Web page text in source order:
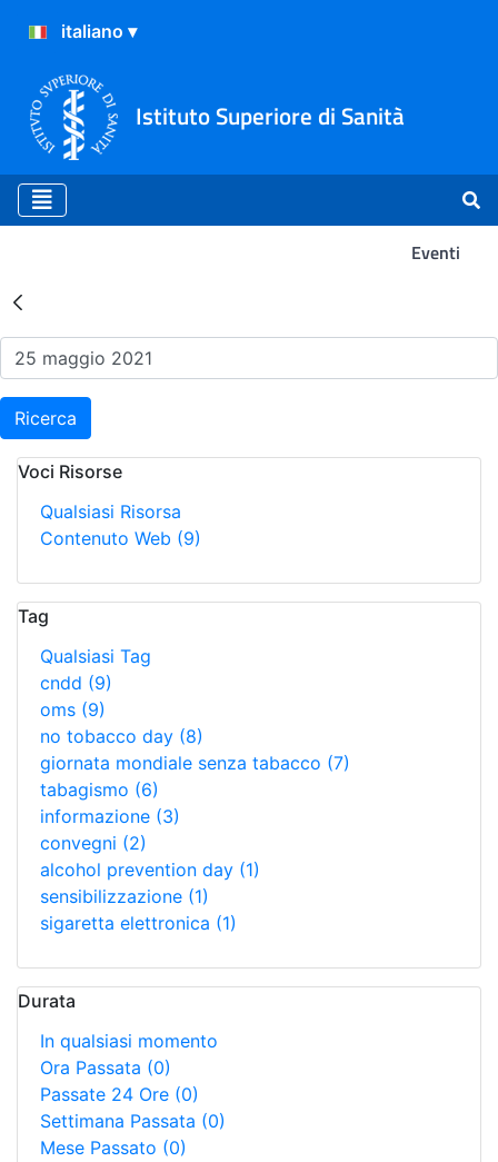
Istituto Superiore di Sanità
Eventi
Risultati della Ricerca -
Ricerca
Voci Risorse
Qualsiasi Risorsa
Contenuto Web (9)
Tag
Qualsiasi Tag
cndd (9)
oms (9)
no tobacco day (8)
giornata mondiale senza tabacco (7)
tabagismo (6)
informazione (3)
convegni (2)
alcohol prevention day (1)
sensibilizzazione (1)
sigaretta elettronica (1)
Durata
In qualsiasi momento
Ora Passata (0)
Passate 24 Ore (0)
Settimana Passata (0)
Mese Passato (0)